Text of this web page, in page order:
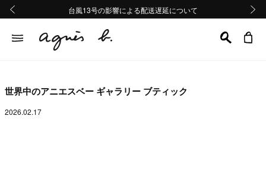
熊本地域地震の影響による配送遅延について
Summer Sale 2buy10%OFF!!
台風13号の影響による配送遅延について
熊本地域地震の影響による配送遅延について
Summer Sale 2buy10%OFF!!
世界中のアニエスベー ギャラリー ブティック
2026.02.17